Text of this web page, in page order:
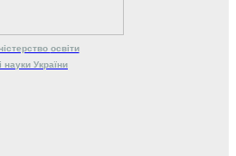
освіти
і науки України